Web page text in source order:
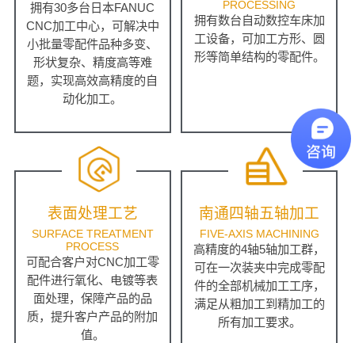
拥有30多台日本FANUC
CNC加工中心，可解决中
小批量零配件品种多变、
形状复杂、精度高等难
题，实现高效高精度的自
动化加工。
PROCESSING
拥有数台自动数控车床加
工设备，可加工方形、圆
形等简单结构的零配件。
表面处理工艺
SURFACE TREATMENT
PROCESS
可配合客户对CNC加工零
配件进行氧化、电镀等表
面处理，保障产品的品
质，提升客户产品的附加
值。
南通四轴五轴加工
FIVE-AXIS MACHINING
高精度的4轴5轴加工群，
可在一次装夹中完成零配
件的全部机械加工工序，
满足从粗加工到精加工的
所有加工要求。